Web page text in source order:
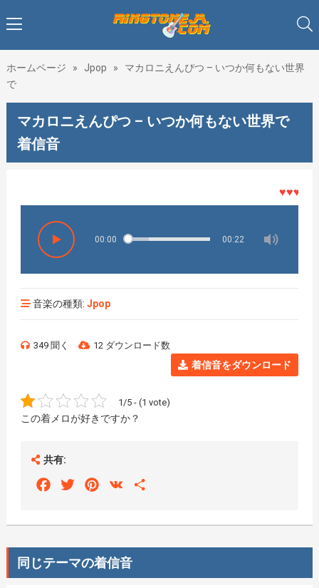
ホームページ » Jpop »
マカロニえんぴつ – いつか何もない世界
で
マカロニえんぴつ – いつか何もない世界で
着信音
♥♥♥着メ
00:00 00:22
音楽の種類: Jpop
349 聞く 12 ダウンロード数
着信音をダウンロード
1/5 - (1 vote)
この着メロが好きですか？
共有:
FacebookTwitterPinterest
VK
同じテーマの着信音